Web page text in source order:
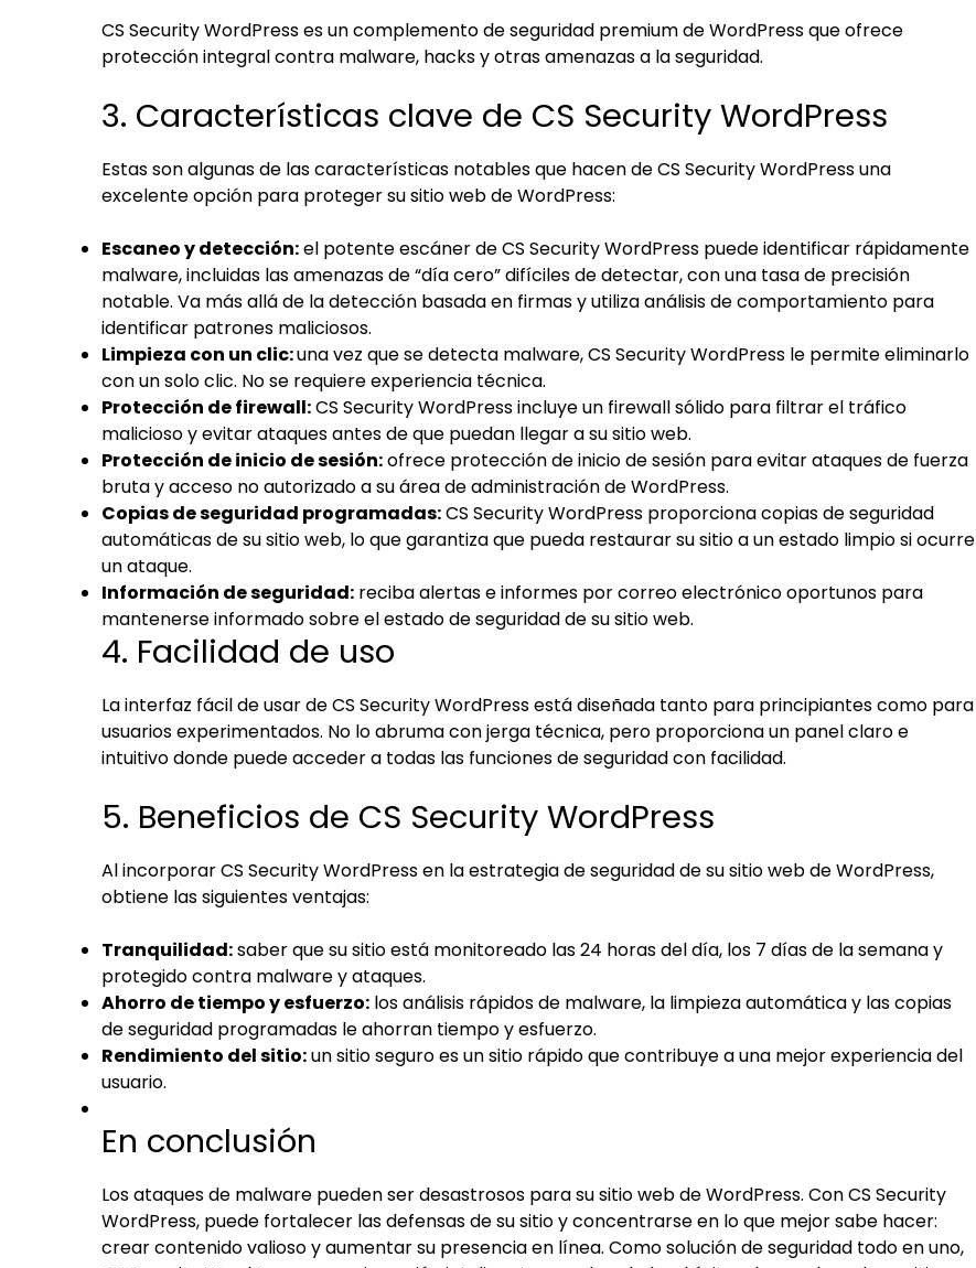
CS Security WordPress es un complemento de seguridad premium de WordPress que ofrece
protección integral contra malware, hacks y otras amenazas a la seguridad.
3. Características clave de CS Security WordPress
Estas son algunas de las características notables que hacen de CS Security WordPress una
excelente opción para proteger su sitio web de WordPress:
Escaneo y detección:el potente escáner de CS Security WordPress puede identificar rápidamente
malware, incluidas las amenazas de “día cero” difíciles de detectar, con una tasa de precisión
notable. Va más allá de la detección basada en firmas y utiliza análisis de comportamiento para
identificar patrones maliciosos.
Limpieza con un clic:una vez que se detecta malware, CS Security WordPress le permite eliminarlo
con un solo clic. No se requiere experiencia técnica.
Protección de firewall:CS Security WordPress incluye un firewall sólido para filtrar el tráfico
malicioso y evitar ataques antes de que puedan llegar a su sitio web.
Protección de inicio de sesión:ofrece protección de inicio de sesión para evitar ataques de fuerza
bruta y acceso no autorizado a su área de administración de WordPress.
Copias de seguridad programadas:CS Security WordPress proporciona copias de seguridad
automáticas de su sitio web, lo que garantiza que pueda restaurar su sitio a un estado limpio si ocurre
un ataque.
Información de seguridad: reciba alertas e informes por correo electrónico oportunos para
mantenerse informado sobre el estado de seguridad de su sitio web.
4. Facilidad de uso
La interfaz fácil de usar de CS Security WordPress está diseñada tanto para principiantes como para
usuarios experimentados. No lo abruma con jerga técnica, pero proporciona un panel claro e
intuitivo donde puede acceder a todas las funciones de seguridad con facilidad.
5. Beneficios de CS Security WordPress
Al incorporar CS Security WordPress en la estrategia de seguridad de su sitio web de WordPress,
obtiene las siguientes ventajas:
Tranquilidad:saber que su sitio está monitoreado las 24 horas del día, los 7 días de la semana y
protegido contra malware y ataques.
Ahorro de tiempo y esfuerzo: los análisis rápidos de malware, la limpieza automática y las copias
de seguridad programadas le ahorran tiempo y esfuerzo.
Rendimiento del sitio:un sitio seguro es un sitio rápido que contribuye a una mejor experiencia del
usuario.
En conclusión
Los ataques de malware pueden ser desastrosos para su sitio web de WordPress. Con CS Security
WordPress, puede fortalecer las defensas de su sitio y concentrarse en lo que mejor sabe hacer:
crear contenido valioso y aumentar su presencia en línea. Como solución de seguridad todo en uno,